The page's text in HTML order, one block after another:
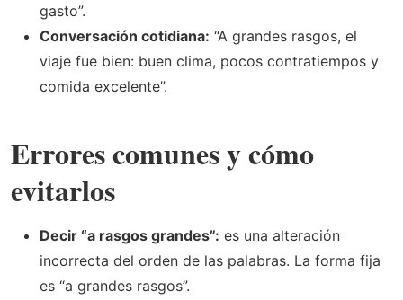
gasto”.
Conversación cotidiana: “A grandes rasgos, el
viaje fue bien: buen clima, pocos contratiempos y
comida excelente”.
Errores comunes y cómo
evitarlos
Decir “a rasgos grandes”: es una alteración
incorrecta del orden de las palabras. La forma fija
es “a grandes rasgos”.